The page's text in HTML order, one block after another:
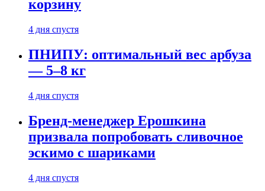
корзину
4 дня спустя
ПНИПУ: оптимальный вес арбуза
— 5–8 кг
4 дня спустя
Бренд-менеджер Ерошкина
призвала попробовать сливочное
эскимо с шариками
4 дня спустя